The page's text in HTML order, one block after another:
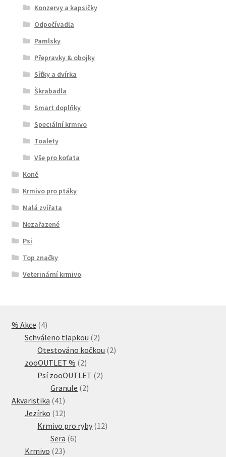
Konzervy a kapsičky
Odpočívadla
Pamlsky
Přepravky & obojky
Síťky a dvírka
Škrabadla
Smart doplňky
Speciální krmivo
Toalety
Vše pro koťata
Koně
Krmivo pro ptáky
Malá zvířata
Nezařazené
Psi
Top značky
Veterinární krmivo
% Akce 44
produkty
Schváleno tlapkou 22
produkty
Otestováno kočkou 22
zooOUTLET % 22
produkty
Psí zooOUTLET 22
Granule 22
Akvaristika 41 41
produktů
Jezírko 1212
produktů
Krmivo pro ryby 1212
Sera 66
Krmivo 2323